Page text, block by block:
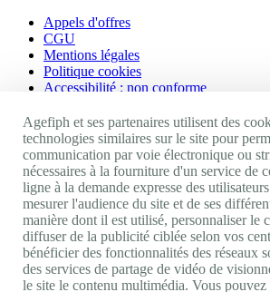
Appels d'offres
CGU
Mentions légales
Politique cookies
Accessibilité : non conforme
Nos autres sites
Site portail Agefiph
Activateur de progrès
Handinnov
Innovation et recherche
Université du RRH
Service AppuiPro
Nous suivre
Agefiph et ses partenaires utilisent des
technologies similaires sur le site pour
communication par voie électronique ou
nécessaires à la fourniture d'un service de
ligne à la demande expresse des
mesurer l'audience du site et de ses
manière dont il est utilisé, personnaliser le
diffuser de la publicité ciblée selon vos
bénéficier des fonctionnalités des réseaux
des services de partage de vidéo de
le site le contenu multimédia. Vous pouvez